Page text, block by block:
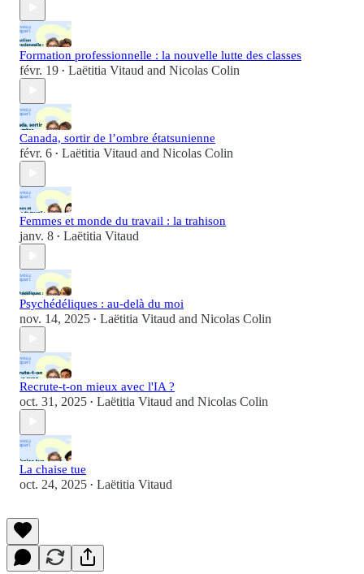
Formation professionnelle : la nouvelle lutte des classes
févr. 19 • Laëtitia Vitaud and Nicolas Colin
Canada, sortir de l’ombre étatsunienne
févr. 6 • Laëtitia Vitaud and Nicolas Colin
Femmes et monde du travail : la trahison
janv. 8 • Laëtitia Vitaud
Psychédéliques : au-delà du moi
nov. 14, 2025 • Laëtitia Vitaud and Nicolas Colin
Recrute-t-on mieux avec l'IA ?
oct. 31, 2025 • Laëtitia Vitaud and Nicolas Colin
La chaise tue
oct. 24, 2025 • Laëtitia Vitaud